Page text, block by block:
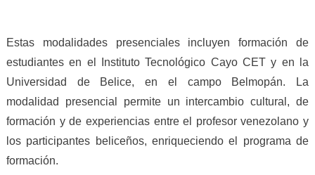
Estas modalidades presenciales incluyen formación de
estudiantes en el Instituto Tecnológico Cayo CET y en la
Universidad de Belice, en el campo Belmopán. La
modalidad presencial permite un intercambio cultural, de
formación y de experiencias entre el profesor venezolano y
los participantes beliceños, enriqueciendo el programa de
formación.